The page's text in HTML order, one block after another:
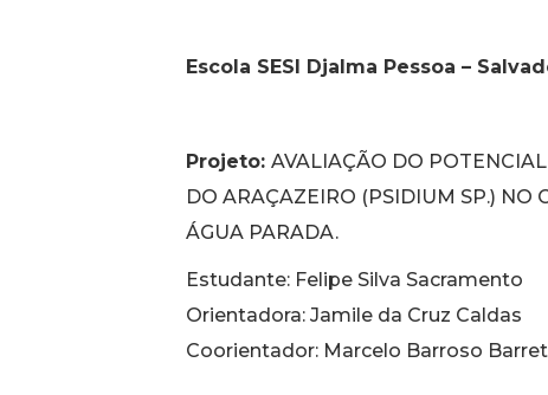
Escola SESI Djalma Pessoa –
Projeto: AVALIAÇÃO DO
DO ARAÇAZEIRO (PSIDIUM SP.) NO
ÁGUA PARADA.
Estudante: Felipe Silva Sacramento
Orientadora: Jamile da Cruz Caldas
Coorientador: Marcelo Barroso